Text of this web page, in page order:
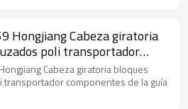
Hongjiang Cabeza giratoria
poli transportador
de la guía del soporte
Cabeza giratoria bloques
transportador componentes de la guía